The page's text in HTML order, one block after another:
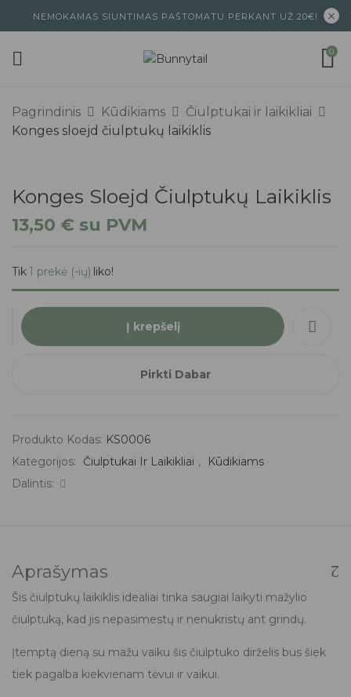
NEMOKAMAS SIUNTIMAS PAŠTOMATU PERKANT UŽ 20€!
0
Pagrindinis Kūdikiams
Čiulptukai ir laikikliai
Konges sloejd čiulptukų laikiklis
Konges Sloejd Čiulptukų Laikiklis
13,50 € su PVM
Tik1 prekė (-ių) liko!
Į krepšelį
Pirkti Dabar
Produkto Kodas: KS0006
Kategorijos: Čiulptukai Ir Laikikliai ,
Kūdikiams
Dalintis:
Aprašymas
Šis čiulptukų laikiklis idealiai tinka saugiai laikyti mažylio
čiulptuką, kad jis nepasimestų ir nenukristų ant grindų.
Įtemptą dieną su mažu vaiku šis čiulptuko dirželis bus šiek
tiek pagalba kiekvienam tėvui ir vaikui.